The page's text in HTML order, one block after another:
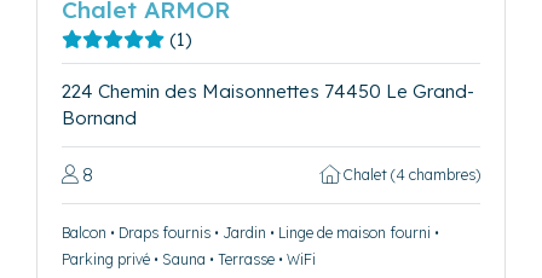
Chalet ARMOR
(1)
224 Chemin des Maisonnettes 74450 Le Grand-
Bornand
8 Chalet (4 chambres)
Balcon • Draps fournis • Jardin • Linge de maison fourni •
Parking privé • Sauna • Terrasse • WiFi